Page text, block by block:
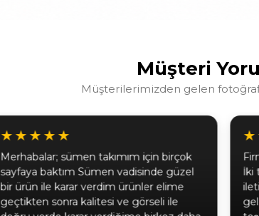
Müşteri
Müşterilerimizden gelen
★★★★★
Merhabalar; sümen takımım için birçok
sayfaya baktım Sümen vadisinde güzel
bir ürün ile karar verdim ürünler elime
geçtikten sonra kalitesi ve görseli ile
İki